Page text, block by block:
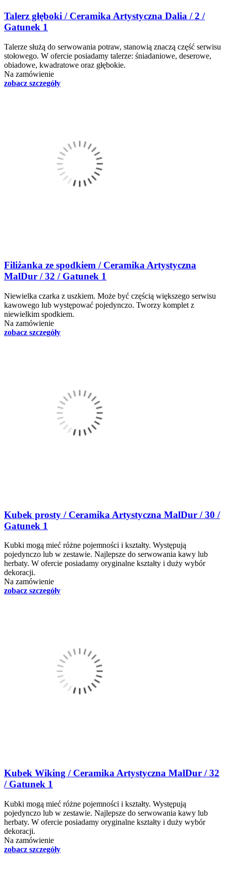
Talerz głęboki / Ceramika Artystyczna Dalia / 2 /
Gatunek 1
Talerze służą do serwowania potraw, stanowią znaczą część serwisu
stołowego. W ofercie posiadamy talerze: śniadaniowe, deserowe,
obiadowe, kwadratowe oraz głębokie.
Na zamówienie
zobacz szczegóły
Filiżanka ze spodkiem / Ceramika Artystyczna
MalDur / 32 / Gatunek 1
Niewielka czarka z uszkiem. Może być częścią większego serwisu
kawowego lub występować pojedynczo. Tworzy komplet z
niewielkim spodkiem.
Na zamówienie
zobacz szczegóły
Kubek prosty / Ceramika Artystyczna MalDur / 30 /
Gatunek 1
Kubki mogą mieć różne pojemności i kształty. Występują
pojedynczo lub w zestawie. Najlepsze do serwowania kawy lub
herbaty. W ofercie posiadamy oryginalne kształty i duży wybór
dekoracji.
Na zamówienie
zobacz szczegóły
Kubek Wiking / Ceramika Artystyczna MalDur / 32
/ Gatunek 1
Kubki mogą mieć różne pojemności i kształty. Występują
pojedynczo lub w zestawie. Najlepsze do serwowania kawy lub
herbaty. W ofercie posiadamy oryginalne kształty i duży wybór
dekoracji.
Na zamówienie
zobacz szczegóły